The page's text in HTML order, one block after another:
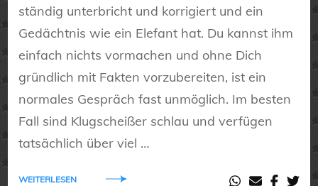
ständig unterbricht und korrigiert und ein
Gedächtnis wie ein Elefant hat. Du kannst ihm
einfach nichts vormachen und ohne Dich
gründlich mit Fakten vorzubereiten, ist ein
normales Gespräch fast unmöglich. Im besten
Fall sind Klugscheißer schlau und verfügen
tatsächlich über viel …
WEITERLESEN